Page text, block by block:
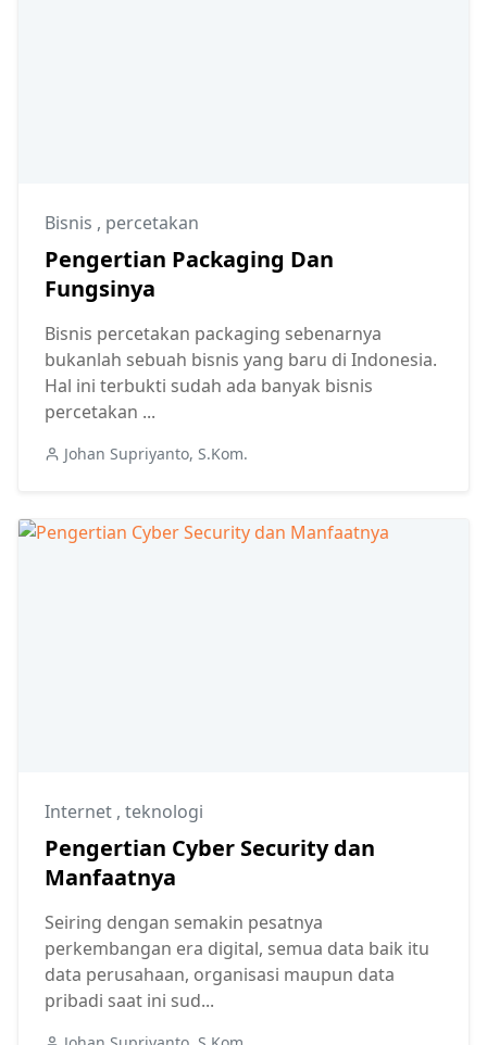
Bisnis , percetakan
Pengertian Packaging Dan
Fungsinya
Bisnis percetakan packaging sebenarnya
bukanlah sebuah bisnis yang baru di Indonesia.
Hal ini terbukti sudah ada banyak bisnis
percetakan ...
Johan Supriyanto, S.Kom.
Internet , teknologi
Pengertian Cyber Security dan
Manfaatnya
Seiring dengan semakin pesatnya
perkembangan era digital, semua data baik itu
data perusahaan, organisasi maupun data
pribadi saat ini sud...